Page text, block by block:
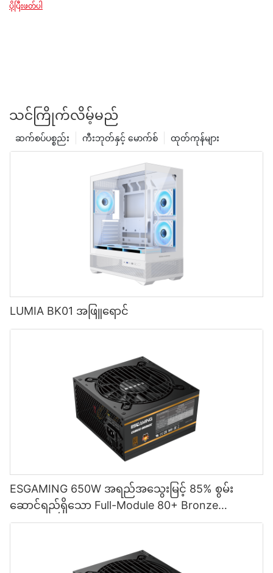
ပိုပြီးဖတ်ပါ
သင်ကြိုက်လိမ့်မည်
ထုတ်ကုန်များ
ကီးဘုတ်နှင့် မောက်စ်
ဆက်စပ်ပစ္စည်း
LUMIA BK01 အဖြူရောင်
ESGAMING 650W အရည်အသွေးမြင့် 85% စွမ်း
ဆောင်ရည်ရှိသော Full-Module 80+ Bronze
Desktop PC Power Supply ထောက်ပံ့မှု ESB650W